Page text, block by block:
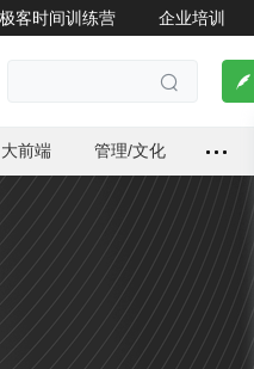
极客时间训练营 企业培训
 
大前端 管理/文化